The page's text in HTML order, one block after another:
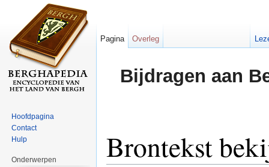
Bijdragen aan
Brontekst
Pagina Overleg
Hoofdpagina
Contact
Hulp
Onderwerpen